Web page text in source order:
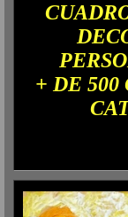
+ DE 500